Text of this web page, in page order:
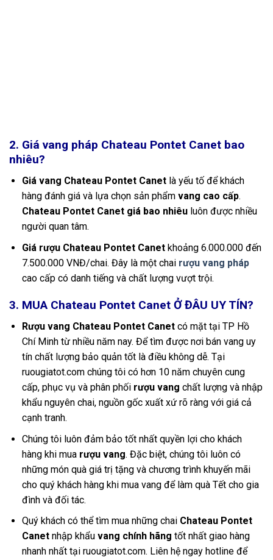
2. Giá vang pháp Chateau Pontet Canet bao
nhiêu?
Giá vang Chateau Pontet Canet là yếu tố để khách
hàng đánh giá và lựa chọn sản phẩm vang cao cấp.
Chateau Pontet Canet giá bao nhiêuluôn được nhiều
người quan tâm.
Giá rượu Chateau Pontet Canet khoảng 6.000.000 đến
7.500.000 VNĐ/chai. Đây là một chai rượu vang pháp
cao cấp có danh tiếng và chất lượng vượt trội.
3. MUA Chateau Pontet Canet Ở ĐÂU UY TÍN?
Rượu vang Chateau Pontet Canet có mặt tại TP Hồ
Chí Minh từ nhiều năm nay. Để tìm được nơi bán vang uy
tín chất lượng bảo quản tốt là điều không dễ. Tại
ruougiatot.com chúng tôi có hơn 10 năm chuyên cung
cấp, phục vụ và phân phối rượu vang chất lượng và nhập
khẩu nguyên chai, nguồn gốc xuất xứ rõ ràng với giá cả
cạnh tranh.
Chúng tôi luôn đảm bảo tốt nhất quyền lợi cho khách
hàng khi mua rượu vang. Đặc biệt, chúng tôi luôn có
những món quà giá trị tặng và chương trình khuyến mãi
cho quý khách hàng khi mua vang để làm quà Tết cho gia
đình và đối tác.
Quý khách có thể tìm mua những chai Chateau Pontet
Canet nhập khẩu vang chính hãng tốt nhất giao hàng
nhanh nhất tại ruougiatot.com. Liên hệ ngay hotline để